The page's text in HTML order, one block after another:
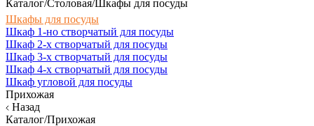
Каталог/Столовая/Шкафы для посуды
Шкафы для посуды
Шкаф 1-но створчатый для посуды
Шкаф 2-х створчатый для посуды
Шкаф 3-х створчатый для посуды
Шкаф 4-х створчатый для посуды
Шкаф угловой для посуды
Прихожая
Назад
Каталог/Прихожая